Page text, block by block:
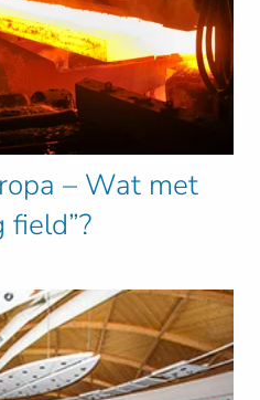
– Wat met
field”?